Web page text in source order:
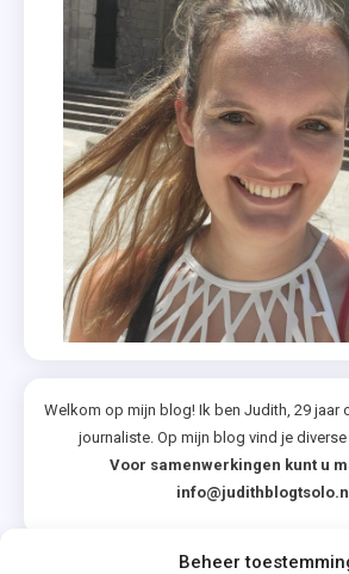
Beheer
Welkom op mijn blog! Ik ben Judith, 29 jaar
journaliste. Op mijn blog vind je
Voor samenwerkingen kunt u
info@judithblogtsolo.nl